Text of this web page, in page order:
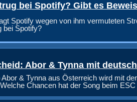
bei Spotify? Gibt es
Spotify wegen von ihm vermuteten
bei Spotify?
Abor & Tynna mit
& Tynna aus Österreich wird mit
Chancen hat der Song beim